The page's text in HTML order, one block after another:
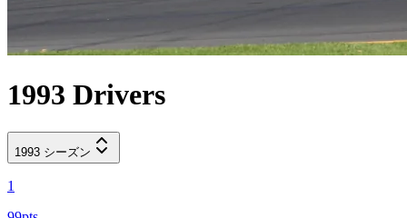
1993 Drivers
1993 シーズン
1